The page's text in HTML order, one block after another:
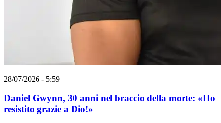
28/07/2026 - 5:59
Daniel Gwynn, 30 anni nel braccio della morte: «Ho
resistito grazie a Dio!»